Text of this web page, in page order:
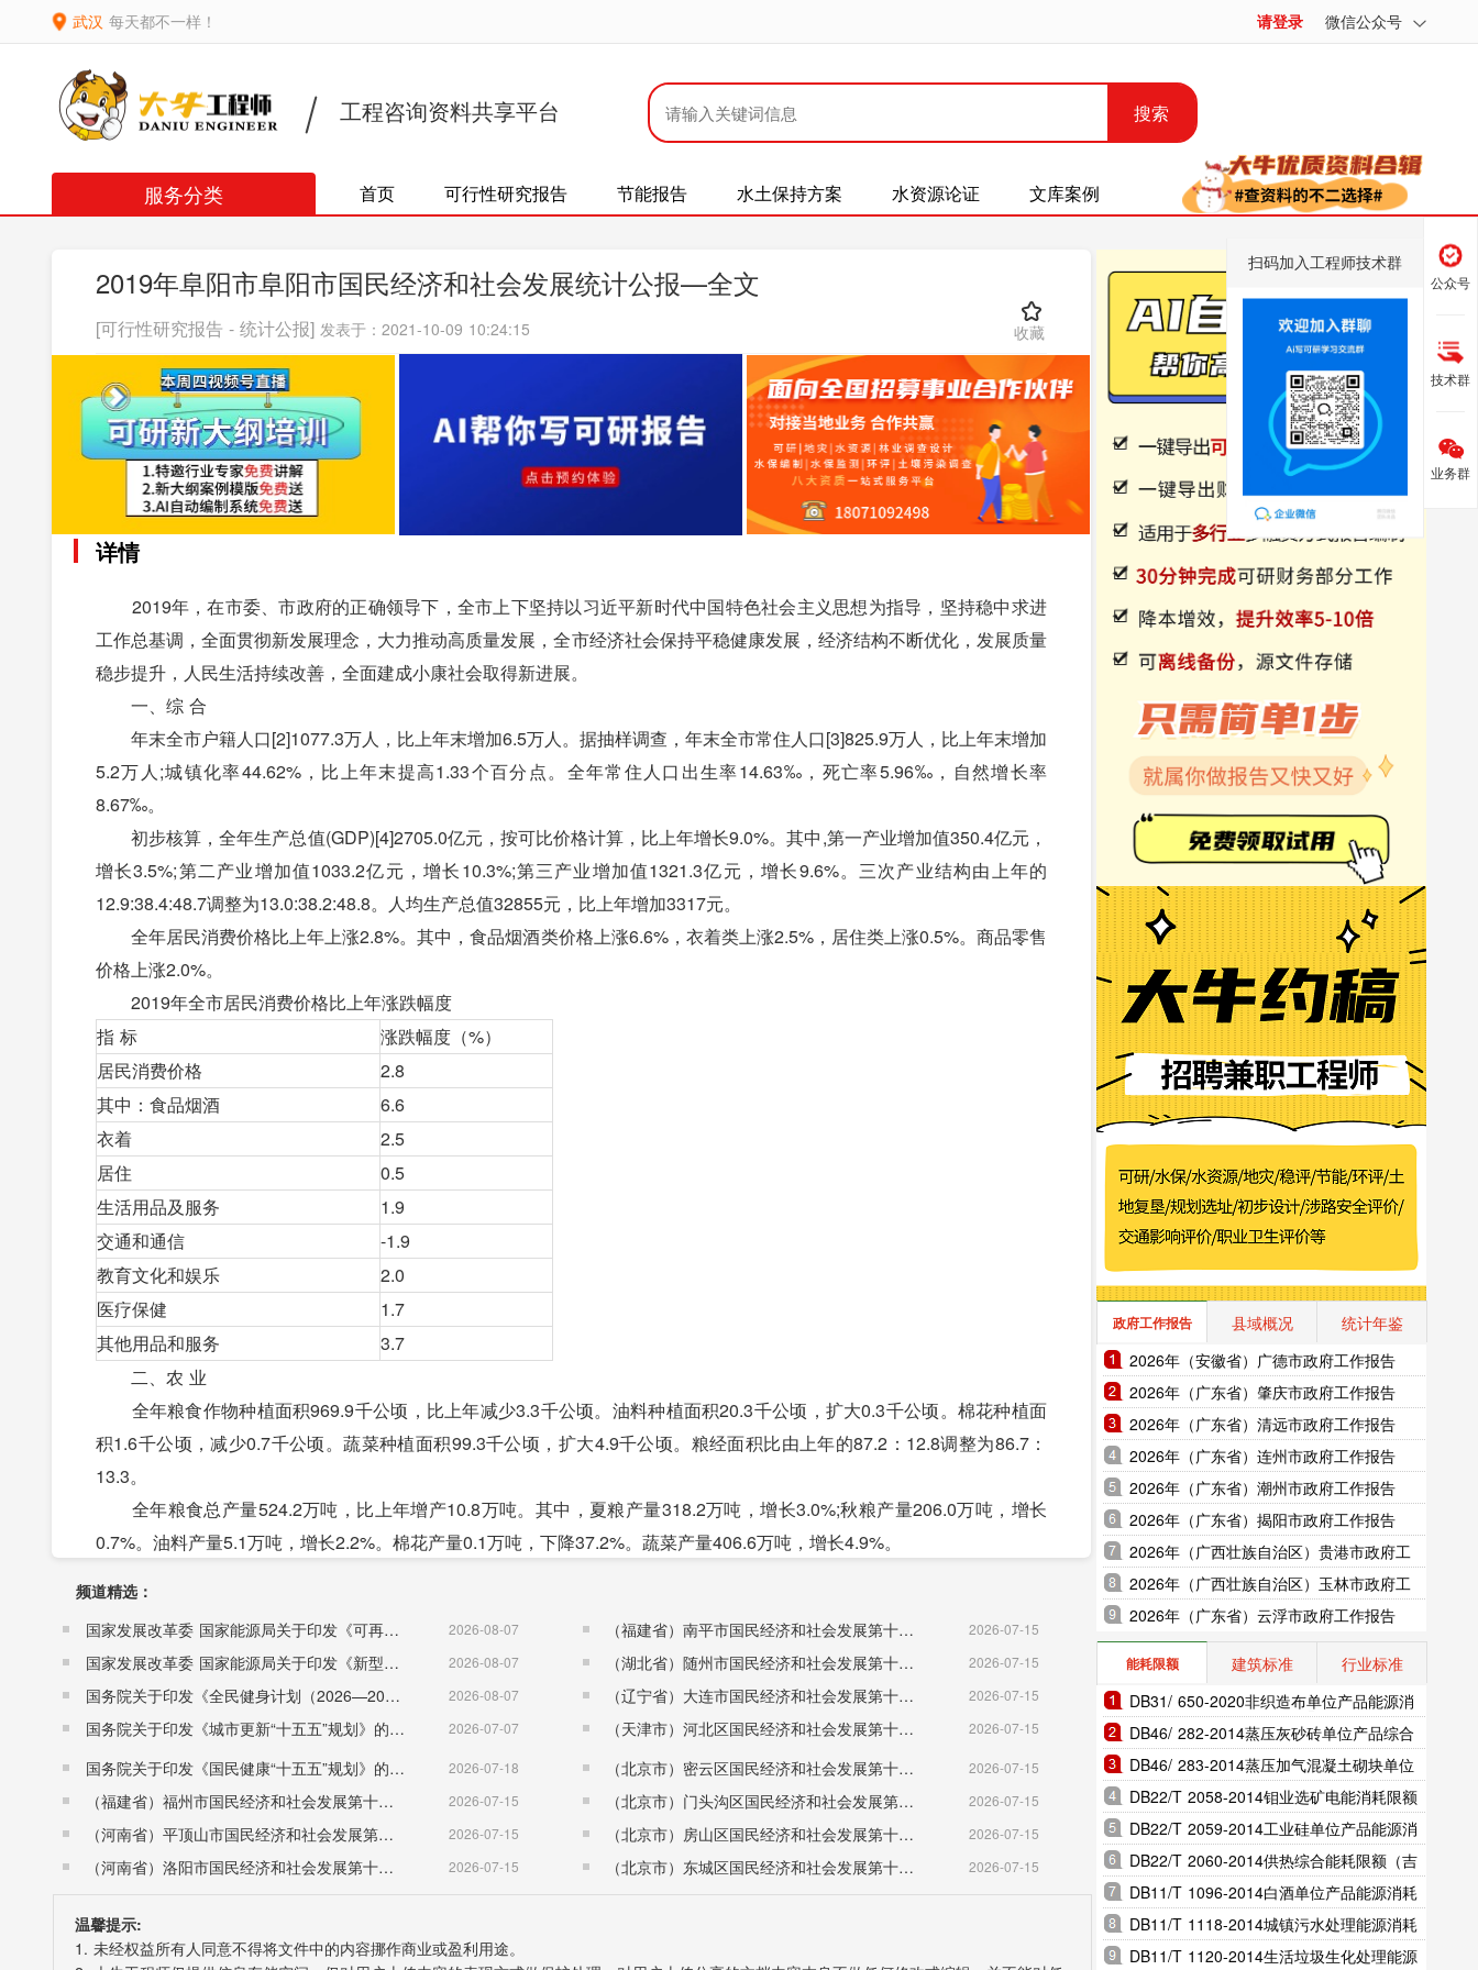
武汉 每天都不一样！ 请登录 微信公众号
工程咨询资料共享平台 搜索
服务分类 首页 可行性研究报告 节能报告 水土保持方案 水资源论证 文库案例
2019年阜阳市阜阳市国民经济和社会发展统计公报—全文
[可行性研究报告 - 统计公报] 发表于：2021-10-09 10:24:15 收藏
详情
2019年，在市委、市政府的正确领导下，全市上下坚持以习近平新时代中国特色社会主义思想为指导，坚持稳中求进
工作总基调，全面贯彻新发展理念，大力推动高质量发展，全市经济社会保持平稳健康发展，经济结构不断优化，发展质量
稳步提升，人民生活持续改善，全面建成小康社会取得新进展。
一、综 合
年末全市户籍人口[2]1077.3万人，比上年末增加6.5万人。据抽样调查，年末全市常住人口[3]825.9万人，比上年末增加
5.2万人;城镇化率44.62%，比上年末提高1.33个百分点。全年常住人口出生率14.63‰，死亡率5.96‰，自然增长率
8.67‰。
初步核算，全年生产总值(GDP)[4]2705.0亿元，按可比价格计算，比上年增长9.0%。其中,第一产业增加值350.4亿元，
增长3.5%;第二产业增加值1033.2亿元，增长10.3%;第三产业增加值1321.3亿元，增长9.6%。三次产业结构由上年的
12.9:38.4:48.7调整为13.0:38.2:48.8。人均生产总值32855元，比上年增加3317元。
全年居民消费价格比上年上涨2.8%。其中，食品烟酒类价格上涨6.6%，衣着类上涨2.5%，居住类上涨0.5%。商品零售
价格上涨2.0%。
2019年全市居民消费价格比上年涨跌幅度
指 标
涨跌幅度（%）
居民消费价格
2.8
其中：食品烟酒
6.6
衣着
2.5
居住
0.5
生活用品及服务
1.9
交通和通信
-1.9
教育文化和娱乐
2.0
医疗保健
1.7
其他用品和服务
3.7
二、农 业
全年粮食作物种植面积969.9千公顷，比上年减少3.3千公顷。油料种植面积20.3千公顷，扩大0.3千公顷。棉花种植面
积1.6千公顷，减少0.7千公顷。蔬菜种植面积99.3千公顷，扩大4.9千公顷。粮经面积比由上年的87.2：12.8调整为86.7：
13.3。
全年粮食总产量524.2万吨，比上年增产10.8万吨。其中，夏粮产量318.2万吨，增长3.0%;秋粮产量206.0万吨，增长
0.7%。油料产量5.1万吨，增长2.2%。棉花产量0.1万吨，下降37.2%。蔬菜产量406.6万吨，增长4.9%。
6.9%。水产品产量10.7万吨，增长3.0%。
2019年全市主要农产品产量及增速
产品名称
产量（万吨）
比上年增长（%）
粮 食
524.2
2.1
＃夏粮
318.2
秋粮
206.0
0.7
油 料
5.1
2.2
棉 花
0.1
-37.2
药 材
12.5
3.7
蔬 菜
瓜果类
80.9
8.9
频道精选：
国家发展改革委 国家能源局关于印发《可再生能源发展“十五五”规划》的通知 （发改能源〔2026〕1067号）
2026-08-07
国家发展改革委 国家能源局关于印发《新型电力系统建设“十五五”规划》的通知​ （发改能源〔2026〕942号） 2026-08-07
国务院关于印发《全民健身计划（2026—2030年）》的通知 （国发〔2026〕26号） 2026-08-07
国务院关于印发《城市更新“十五五”规划》的通知（国发〔2026〕12号） 2026-07-07
国务院关于印发《国民健康“十五五”规划》的通知 （国发〔2026〕23号） 2026-07-18
（福建省）福州市国民经济和社会发展第十五个五年规划纲要 2026-07-15
（河南省）平顶山市国民经济和社会发展第十五个五年规划纲要 2026-07-15
（河南省）洛阳市国民经济和社会发展第十五个五年规划纲要 2026-07-15
（福建省）南平市国民经济和社会发展第十五个五年规划纲要 2026-07-15
（湖北省）随州市国民经济和社会发展第十五个五年规划纲要 2026-07-15
（辽宁省）大连市国民经济和社会发展第十五个五年规划纲要 2026-07-15
（天津市）河北区国民经济和社会发展第十五个五年规划纲要 2026-07-15
（北京市）密云区国民经济和社会发展第十五个五年规划纲要 2026-07-15
（北京市）门头沟区国民经济和社会发展第十五个五年规划纲要 2026-07-15
（北京市）房山区国民经济和社会发展第十五个五年规划纲要 2026-07-15
（北京市）东城区国民经济和社会发展第十五个五年规划纲要 2026-07-15
温馨提示:
1. 未经权益所有人同意不得将文件中的内容挪作商业或盈利用途。
政府工作报告 县域概况
统计年鉴
2026年（安徽省）广德市政府工作报告
2026年（广东省）肇庆市政府工作报告
2026年（广东省）清远市政府工作报告
2026年（广东省）连州市政府工作报告
2026年（广东省）潮州市政府工作报告
2026年（广东省）揭阳市政府工作报告
2026年（广西壮族自治区）贵港市政府工
作报告
2026年（广西壮族自治区）玉林市政府工
作报告
2026年（广东省）云浮市政府工作报告
能耗限额 建筑标准
行业标准
DB31/ 650-2020非织造布单位产品能源消
耗限额（上海市地方标准）
DB46/ 282-2014蒸压灰砂砖单位产品综合
能耗和电耗限额（海南省地方标准）
DB46/ 283-2014蒸压加气混凝土砌块单位
产品综合能耗和电耗限额（海南省地方标
准）
DB22/T 2058-2014钼业选矿电能消耗限额
（吉林省地方标准）
DB22/T 2059-2014工业硅单位产品能源消
耗限额（吉林省地方标准）
DB22/T 2060-2014供热综合能耗限额（吉
林省地方标准）
DB11/T 1096-2014白酒单位产品能源消耗
限额（北京市地方标准）
DB11/T 1118-2014城镇污水处理能源消耗
限额（北京市地方标准）
DB11/T 1120-2014生活垃圾生化处理能源
公众号
技术群
扫码加入工程师技术群
业务群